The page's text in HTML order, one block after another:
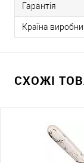
Гарантія
Країна
СХОЖІ